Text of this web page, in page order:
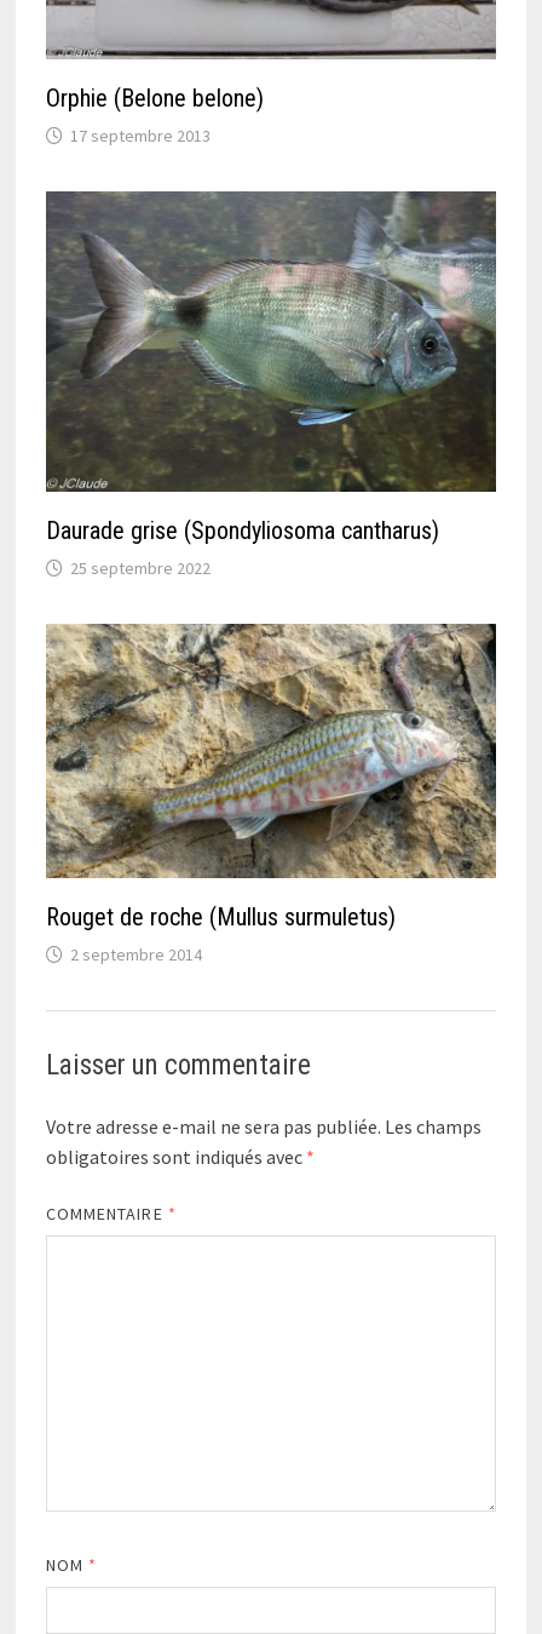
Orphie (Belone belone)
17 septembre 2013
Daurade grise (Spondyliosoma cantharus)
25 septembre 2022
Rouget de roche (Mullus surmuletus)
2 septembre 2014
Laisser un commentaire
Votre adresse e-mail ne sera pas publiée. Les champs
obligatoires sont indiqués avec *
COMMENTAIRE *
NOM *